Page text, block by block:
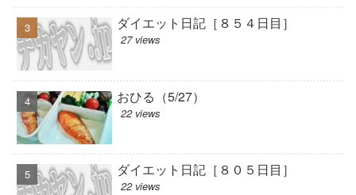
ダイエット日記［８５４日目］
27 views
おひる（5/27）
22 views
ダイエット日記［８０５日目］
22 views